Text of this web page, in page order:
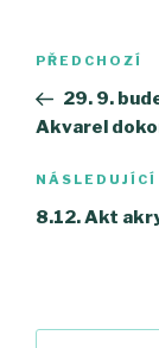
Navigace
příspěvek
Předchozí
příspěvek
PŘEDCHOZÍ
29. 9.
Akvarel
Následující
příspěvek
NÁSLEDUJÍCÍ
8.12. Akt